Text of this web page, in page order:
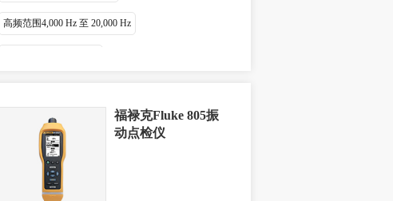
高频范围4,000 Hz 至 20,000 Hz
福禄克Fluke 805振
动点检仪